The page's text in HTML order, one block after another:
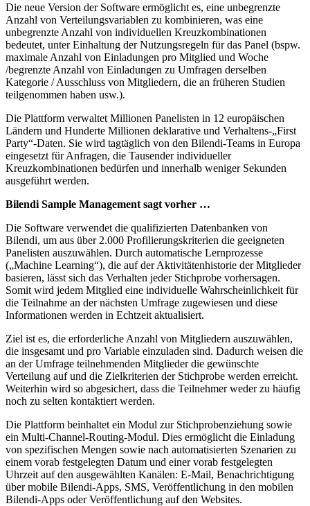
Die neue Version der Software ermöglicht es, eine unbegrenzte
Anzahl von Verteilungsvariablen zu kombinieren, was eine
unbegrenzte Anzahl von individuellen Kreuzkombinationen
bedeutet, unter Einhaltung der Nutzungsregeln für das Panel (bspw.
maximale Anzahl von Einladungen pro Mitglied und Woche
/begrenzte Anzahl von Einladungen zu Umfragen derselben
Kategorie / Ausschluss von Mitgliedern, die an früheren Studien
teilgenommen haben usw.).
Die Plattform verwaltet Millionen Panelisten in 12 europäischen
Ländern und Hunderte Millionen deklarative und Verhaltens-„First
Party“-Daten. Sie wird tagtäglich von den Bilendi-Teams in Europa
eingesetzt für Anfragen, die Tausender individueller
Kreuzkombinationen bedürfen und innerhalb weniger Sekunden
ausgeführt werden.
Bilendi Sample Management sagt vorher …
Die Software verwendet die qualifizierten Datenbanken von
Bilendi, um aus über 2.000 Profilierungskriterien die geeigneten
Panelisten auszuwählen. Durch automatische Lernprozesse
(„Machine Learning“), die auf der Aktivitätenhistorie der Mitglieder
basieren, lässt sich das Verhalten jeder Stichprobe vorhersagen.
Somit wird jedem Mitglied eine individuelle Wahrscheinlichkeit für
die Teilnahme an der nächsten Umfrage zugewiesen und diese
Informationen werden in Echtzeit aktualisiert.
Ziel ist es, die erforderliche Anzahl von Mitgliedern auszuwählen,
die insgesamt und pro Variable einzuladen sind. Dadurch weisen die
an der Umfrage teilnehmenden Mitglieder die gewünschte
Verteilung auf und die Zielkriterien der Stichprobe werden erreicht.
Weiterhin wird so abgesichert, dass die Teilnehmer weder zu häufig
noch zu selten kontaktiert werden.
Die Plattform beinhaltet ein Modul zur Stichprobenziehung sowie
ein Multi-Channel-Routing-Modul. Dies ermöglicht die Einladung
von spezifischen Mengen sowie nach automatisierten Szenarien zu
einem vorab festgelegten Datum und einer vorab festgelegten
Uhrzeit auf den ausgewählten Kanälen: E-Mail, Benachrichtigung
über mobile Bilendi-Apps, SMS, Veröffentlichung in den mobilen
Bilendi-Apps oder Veröffentlichung auf den Websites.